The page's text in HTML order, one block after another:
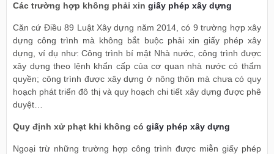
Các trường hợp không phải xin giấy phép xây dựng
Căn cứ Điều 89 Luật Xây dựng năm 2014, có 9 trường hợp xây
dựng công trình mà không bắt buộc phải xin giấy phép xây
dựng, ví dụ như: Công trình bí mật Nhà nước, công trình được
xây dựng theo lệnh khẩn cấp của cơ quan nhà nước có thẩm
quyền; công trình được xây dựng ở nông thôn mà chưa có quy
hoạch phát triển đô thị và quy hoạch chi tiết xây dựng được phê
duyệt…
Quy định xử phạt khi không có giấy phép xây dựng
Ngoại trừ những trường hợp công trình được miễn giấy phép